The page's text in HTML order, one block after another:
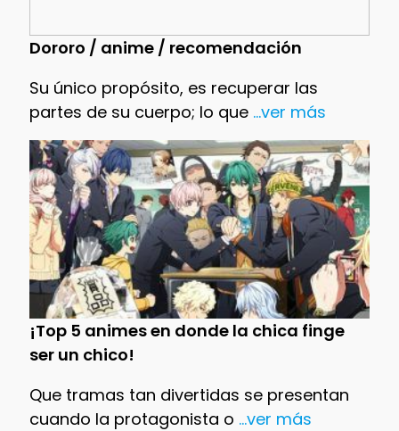
Dororo / anime / recomendación
Su único propósito, es recuperar las
partes de su cuerpo; lo que...ver más
¡Top 5 animes en donde la chica finge
ser un chico!
Que tramas tan divertidas se presentan
cuando la protagonista o ...ver más